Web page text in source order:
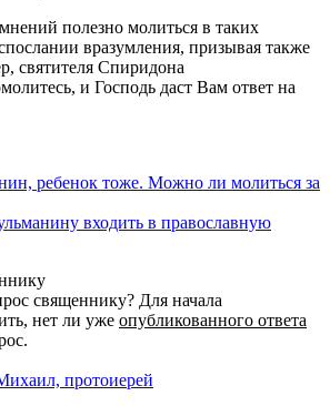
полезно молиться в таких
вразумления, призывая также
святителя Спиридона
и Господь даст Вам ответ на
ребенок тоже. Можно ли молиться за
входить в православную
священнику? Для начала
нет ли уже опубликованного ответа
протоиерей